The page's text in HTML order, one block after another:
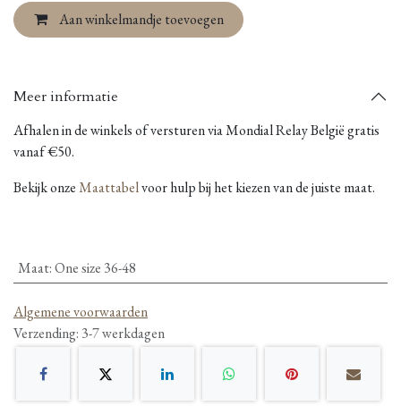
Aan winkelmandje toevoegen
Meer informatie
Afhalen in de winkels of versturen via Mondial Relay België gratis
vanaf €50.
Bekijk onzeMaattabelvoor hulp bij het kiezen van de juiste maat.
Maat:One size 36-48
Algemene voorwaarden
Verzending: 3-7 werkdagen